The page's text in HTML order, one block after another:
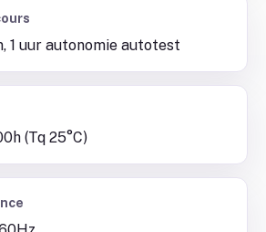
1 uur autonomie autotest
(Tq 25°C)